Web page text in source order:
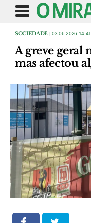
SOCIEDADE | 03-06-2026 14:41
A greve geral
mas afectou